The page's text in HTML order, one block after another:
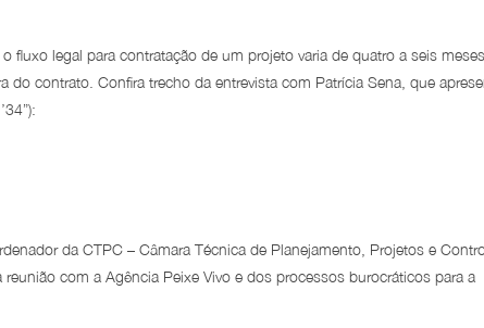
fluxo legal para contratação de um projeto varia de quatro a seis meses,
do contrato. Confira trecho da entrevista com Patrícia Sena, que
da CTPC – Câmara Técnica de Planejamento, Projetos e
com a Agência Peixe Vivo e dos processos burocráticos para a